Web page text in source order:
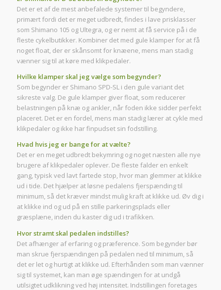
Det er et af de mest anbefalede systemer til begyndere,
primært fordi det er meget udbredt, findes i lave prisklasser
som Shimano 105 og Ultegra, og er nemt at få service på i de
fleste cykelbutikker. Kombiner det med gule klamper for at få
noget float, der er skånsomt for knæene, mens man stadig
vænner sig til at køre med klikpedaler.
Hvilke klamper skal jeg vælge som begynder?
Som begynder er Shimano SPD-SL i den gule variant det
sikreste valg. De gule klamper giver float, som reducerer
belastningen på knæ og ankler, når foden ikke sidder perfekt
placeret. Det er en fordel, mens man stadig lærer at cykle med
klikpedaler og ikke har finpudset sin fodstilling.
Hvad hvis jeg er bange for at vælte?
Det er en meget udbredt bekymring og noget næsten alle nye
brugere af klikpedaler oplever. De fleste falder en enkelt
gang, typisk ved lavt fartede stop, hvor man glemmer at klikke
ud i tide. Det hjælper at løsne pedalens fjerspænding til
minimum, så det kræver mindst mulig kraft at klikke ud. Øv dig i
at klikke ind og ud på en stille parkeringsplads eller
græsplæne, inden du kaster dig ud i trafikken.
Hvor stramt skal pedalen indstilles?
Det afhænger af erfaring og præference. Som begynder bør
man skrue fjerspændingen på pedalen ned til minimum, så
det er let og hurtigt at klikke ud. Efterhånden som man vænner
sig til systemet, kan man øge spændingen for at undgå
utilsigtet udklikning ved høj intensitet. Indstillingen foretages